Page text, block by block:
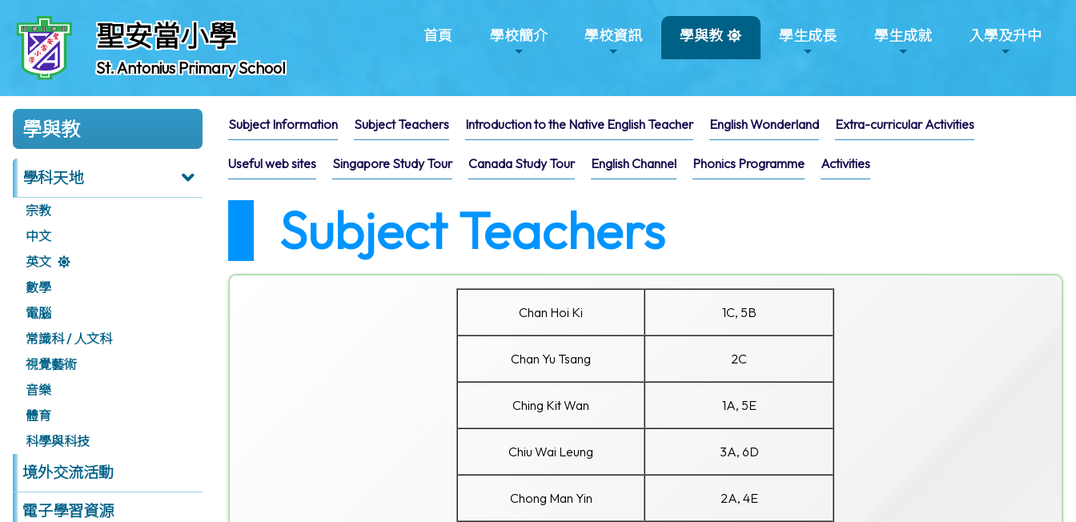
聖安當小學
St. Antonius Primary School
首頁 學校簡介 學校資訊 學與教 學生成長 學生成就 入學及升中
學與教
學科天地
宗教
中文
英文
數學
電腦
常識科 / 人文科
視覺藝術
音樂
體育
科學與科技
境外交流活動
電子學習資源
Subject Information Subject Teachers Introduction to the Native English Teacher English Wonderland Extra-curricular Activities
Useful web sites Singapore Study Tour Canada Study Tour English Channel Phonics Programme Activities
Subject Teachers
Chan Hoi Ki 1C, 5B
Chan Yu Tsang 2C
Ching Kit Wan 1A, 5E
Chiu Wai Leung 3A, 6D
Chong Man Yin 2A, 4E